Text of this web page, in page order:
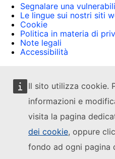
Il sito utilizza cookie.
informazioni e
visita la pagina
dei cookie, oppure
fondo ad ogni pagina
Segnalare una
Le lingue sui nostri siti
Cookie
Politica in materia di
Note legali
Accessibilità